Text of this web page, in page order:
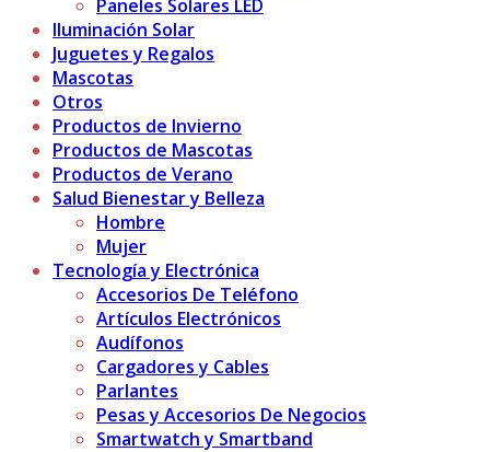
Paneles Solares LED
Iluminación Solar
Juguetes y Regalos
Mascotas
Otros
Productos de Invierno
Productos de Mascotas
Productos de Verano
Salud Bienestar y Belleza
Hombre
Mujer
Tecnología y Electrónica
Accesorios De Teléfono
Artículos Electrónicos
Audífonos
Cargadores y Cables
Parlantes
Pesas y Accesorios De Negocios
Smartwatch y Smartband